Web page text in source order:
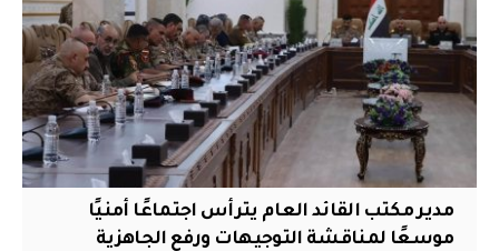
مدير مكتب القائد العام يترأس اجتماعًا أمنيًا
موسعًا لمناقشة التوجيهات ورفع الجاهزية